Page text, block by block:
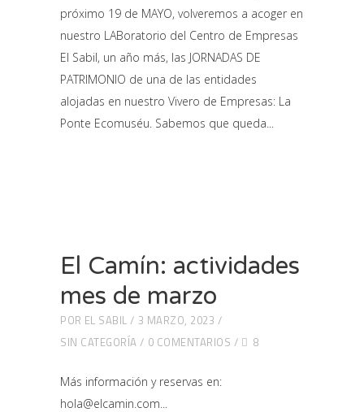
próximo 19 de MAYO, volveremos a acoger en
nuestro LABoratorio del Centro de Empresas
El Sabil, un año más, las JORNADAS DE
PATRIMONIO de una de las entidades
alojadas en nuestro Vivero de Empresas: La
Ponte Ecomuséu. Sabemos que queda
El Camín: actividades
mes de marzo
POR EL SABIL
3 MARZO, 2023
SIN CATEGORÍA
0 COMENTARIOS 8
Más información y reservas en:
hola@elcamin.com